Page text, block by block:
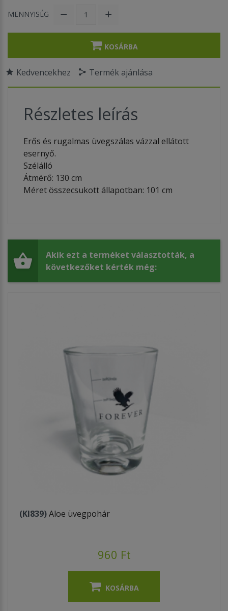
MENNYISÉG
KOSÁRBA
Kedvencekhez Termék ajánlása
Részletes leírás
Erős és rugalmas üvegszálas vázzal ellátott
esernyő.
Szélálló
Átmérő: 130 cm
Méret összecsukott állapotban: 101 cm
Akik ezt a terméket választották, a
következőket kérték még:
(KI839)Aloe üvegpohár
960 Ft
KOSÁRBA